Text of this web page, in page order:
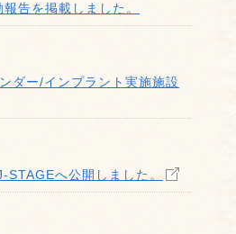
告を掲載しました。
ダー/インプラント実施施設
へ公開しました。